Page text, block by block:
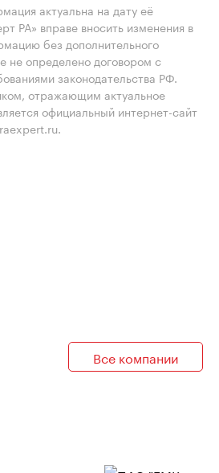
актуальна на дату её
РА» вправе вносить изменения в
без дополнительного
не определено договором с
законодательства РФ.
отражающим актуальное
официальный интернет-сайт
Все компании